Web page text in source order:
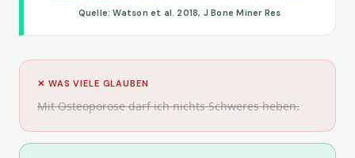
Quelle: Watson et al. 2018, J Bone Miner Res
✕ WAS VIELE GLAUBEN
Mit Osteoporose darf ich nichts Schweres heben.